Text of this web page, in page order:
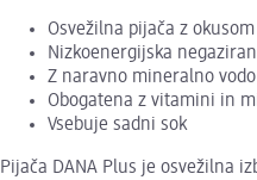
Osvežilna pijača z
Nizkoenergijska
Z naravno mineralno vodo
Obogatena z vitamini in
Vsebuje sadni sok
Pijača DANA Plus je osvežilna